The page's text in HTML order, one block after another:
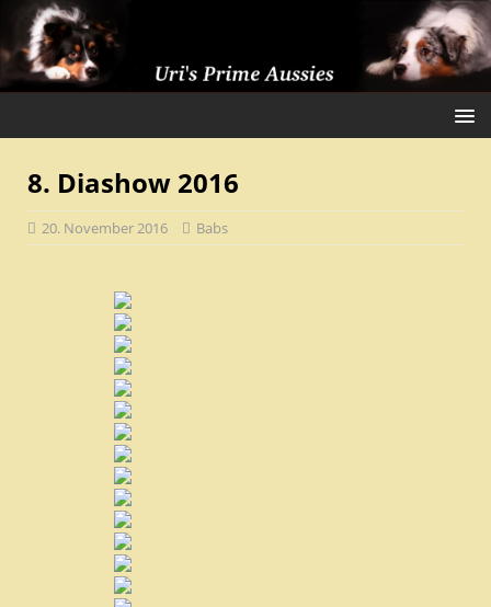
8. Diashow 2016
20. November 2016 Babs